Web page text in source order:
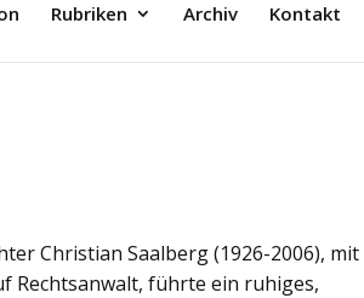
Rubriken Archiv Kontakt
Christian Saalberg (1926-2006), mit
Rechtsanwalt, führte ein ruhiges,